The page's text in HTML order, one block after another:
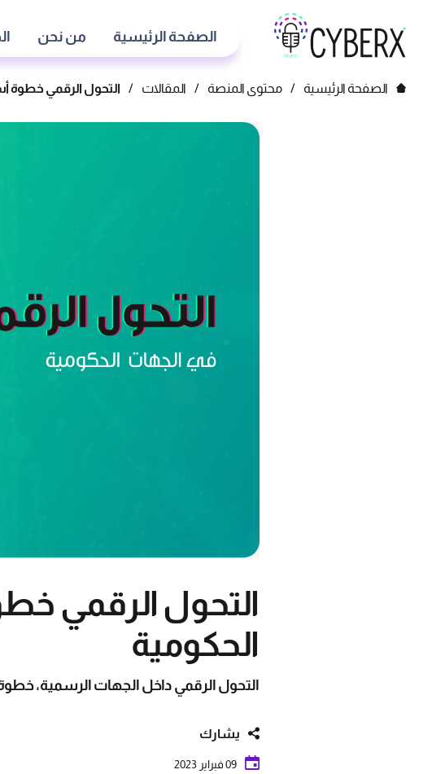
الصفحة الرئيسية من نحن
الصفحة الرئيسية / محتوى المنصة / المقالات / التحول الرقمي خطوة
التحول الرقمي
الحكومية
التحول الرقمي داخل الجهات الرسمية،
يشارك
09 فبراير 2023